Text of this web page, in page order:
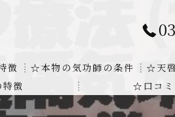
徴
する回答
☆本物の気功師の条件
クンダリニーの上昇でチャクラの覚
☆天
徴 ☆口コミ